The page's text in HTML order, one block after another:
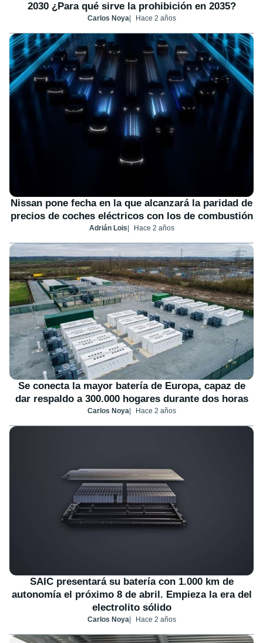
2030 ¿Para qué sirve la prohibición en 2035?
Carlos Noya Hace 2 años
Nissan pone fecha en la que alcanzará la paridad de
precios de coches eléctricos con los de combustión
Adrián Lois Hace 2 años
Se conecta la mayor batería de Europa, capaz de
dar respaldo a 300.000 hogares durante dos horas
Carlos Noya Hace 2 años
SAIC presentará su batería con 1.000 km de
autonomía el próximo 8 de abril. Empieza la era del
electrolito sólido
Carlos Noya Hace 2 años